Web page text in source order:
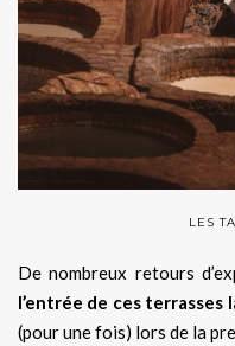
LES
De nombreux retours
l’entrée de ces terrasses
(pour une fois) lors de la